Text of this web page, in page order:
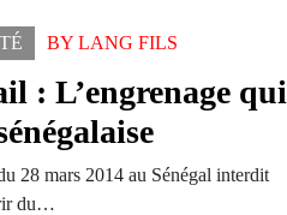
BYLANG FILS
: L’engrenage qui
28 mars 2014 au Sénégal interdit
du…